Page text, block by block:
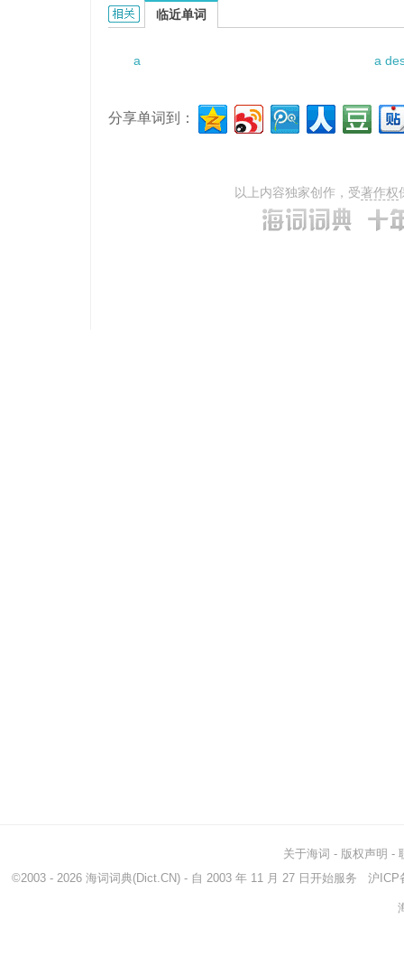
A complete meal的相关资料：
临近单词
a a
分享单词到：
以上内容独家创作，受著作权
关于海词 - 版权声明 -
©2003 - 2026 海词词典(Dict.CN) - 自 2003 年 11 月 27 日开始服务 沪ICP